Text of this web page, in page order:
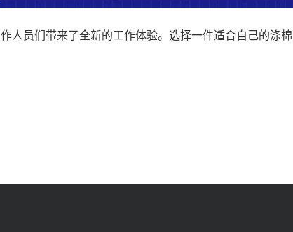
人员们带来了全新的工作体验。选择一件适合自己的涤